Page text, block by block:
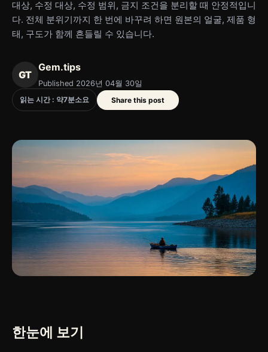
대상, 수정 대상, 수정 범위, 금지 조건을 분리할 때 안정적입니
다. 전체 분위기까지 한 번에 바꾸려 하면 원본의 얼굴, 제품 형
태, 구도가 함께 흔들릴 수 있습니다.
GT
Gem.tips
Published 2026년 04월 30일
읽는 시간 : 약7분소요 Share this post
한눈에 보기